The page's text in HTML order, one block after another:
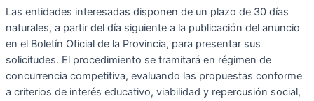
Las entidades interesadas disponen de un plazo de 30 días
naturales, a partir del día siguiente a la publicación del anuncio
en el Boletín Oficial de la Provincia, para presentar sus
solicitudes. El procedimiento se tramitará en régimen de
concurrencia competitiva, evaluando las propuestas conforme
a criterios de interés educativo, viabilidad y repercusión social,